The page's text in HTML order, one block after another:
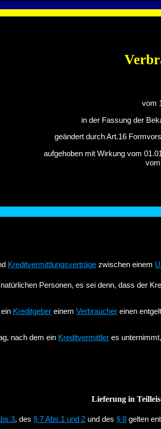
vom
in der Fassung der
geändert durch Art.16
aufgehoben mit Wirkung vom
Kreditvermittlungsverträge zwischen einem
Personen, es sei denn, dass der
Kreditgeber einem Verbraucher einen
nach dem ein Kreditvermittler es
Lieferung in
, des § 7 Abs.1 und 2 und des § 8 gelten